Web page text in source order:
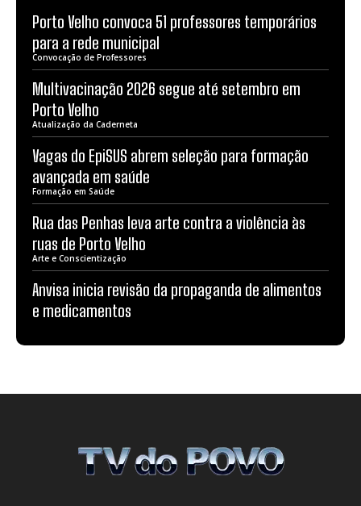
Porto Velho convoca 51 professores temporários
para a rede municipal
Convocação de Professores
Multivacinação 2026 segue até setembro em
Porto Velho
Atualização da Caderneta
Vagas do EpiSUS abrem seleção para formação
avançada em saúde
Formação em Saúde
Rua das Penhas leva arte contra a violência às
ruas de Porto Velho
Arte e Conscientização
Anvisa inicia revisão da propaganda de alimentos
e medicamentos